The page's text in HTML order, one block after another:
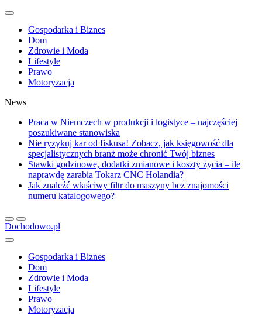
Gospodarka i Biznes
Dom
Zdrowie i Moda
Lifestyle
Prawo
Motoryzacja
News
Praca w Niemczech w produkcji i logistyce – najczęściej
poszukiwane stanowiska
Nie ryzykuj kar od fiskusa! Zobacz, jak księgowość dla
specjalistycznych branż może chronić Twój biznes
Stawki godzinowe, dodatki zmianowe i koszty życia – ile
naprawdę zarabia Tokarz CNC Holandia?
Jak znaleźć właściwy filtr do maszyny bez znajomości
numeru katalogowego?
Dochodowo.pl
Gospodarka i Biznes
Dom
Zdrowie i Moda
Lifestyle
Prawo
Motoryzacja